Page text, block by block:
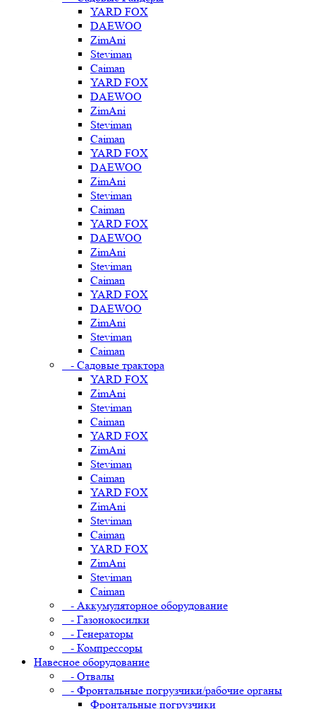
YARD FOX
DAEWOO
ZimAni
Steviman
Caiman
YARD FOX
DAEWOO
ZimAni
Steviman
Caiman
YARD FOX
DAEWOO
ZimAni
Steviman
Caiman
YARD FOX
DAEWOO
ZimAni
Steviman
Caiman
YARD FOX
DAEWOO
ZimAni
Steviman
Caiman
- Садовые трактора
YARD FOX
ZimAni
Steviman
Caiman
YARD FOX
ZimAni
Steviman
Caiman
YARD FOX
ZimAni
Steviman
Caiman
YARD FOX
ZimAni
Steviman
Caiman
- Аккумуляторное оборудование
- Газонокосилки
- Генераторы
- Компрессоры
Навесное оборудование
- Отвалы
- Фронтальные погрузчики/рабочие органы
Фронтальные погрузчики